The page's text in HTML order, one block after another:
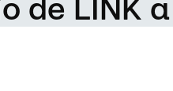
de LINK a